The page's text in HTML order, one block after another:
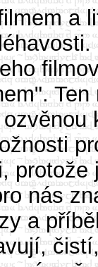
a
protože
nás
a